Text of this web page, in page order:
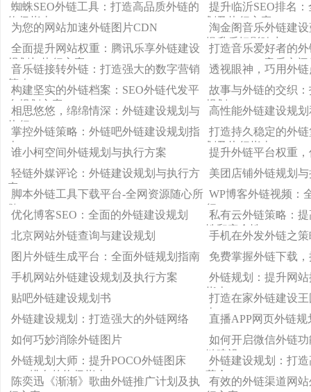
蜘蛛SEO外链工具：打造高品质外链的
终极指南
提升临沂SEO排名
划及执行方案
为您的网站加速外链图片CDN
淘金阁音乐外链建
提升乐坛影响力
全面提升网站权重：腾讯乐享外链建设
规划与执行方案
打造音乐爱好者的
gladyoucame音乐空
音乐链接转外链：打造强大的数字营销
策略
透视眼神，巧用外
构建坚实的外链档案：SEO外链代发平
台规划方案
故事与外链的交织
规划
相思悠悠，绵绵情深：外链建设规划与
执行
高性能外链建设规
掌控外链策略：外链吧外链建设规划指
南
打造持久稳定的外
划及执行指南
谁小柯空间外链规划与执行方案
提升外链平台权重
轻链外媒评论：外链建设规划与执行方
案
美团店铺外链规划
脚本外链工具下载平台-全网资源随心所
欲
WP博客外链视频：
行
优化博客SEO：全面的外链建设规划
私有云外链策略：
性和安全性
北京网站外链查询与建设规划
手机在外发外链之
图片外链生成平台：全面外链规划指南
免费掌握外链下载
手机网站外链建设规划及执行方案
外链规划：提升网
指南
贴吧外链建设规划书
打造在家外链建设
南
外链建设规划：打造强大的外链网络
直播APP网页外链规
如何巧妙消除外链图片
如何开启微信外链
链建设
外链规划大师：提升POCO外链图床
SEO排名的终极指南
外链建设规划：打
革命
陈奕迅《渐渐》歌曲外链推广计划及执
有效的外链渠道网